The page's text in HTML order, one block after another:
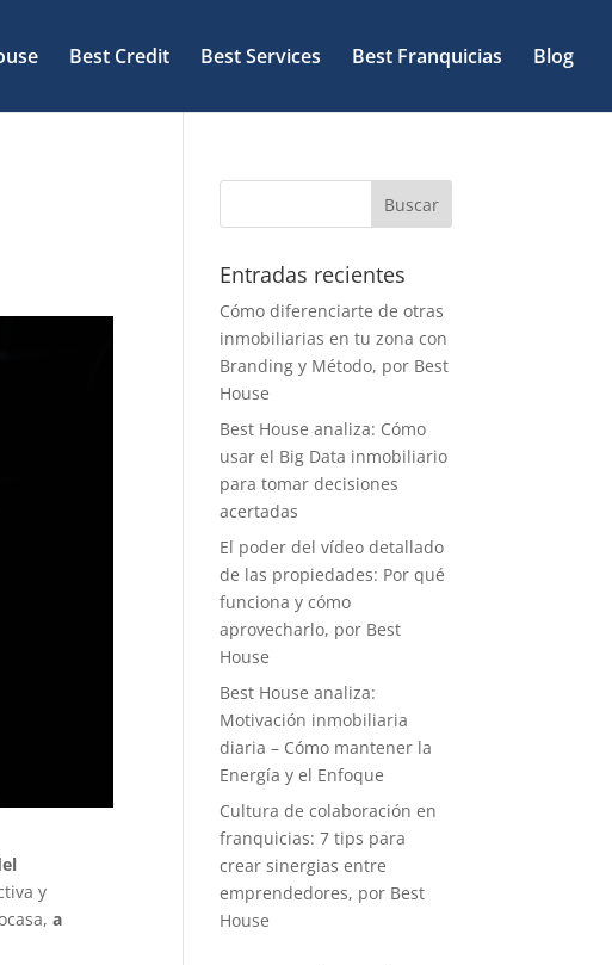
Best Credit Best Services Best Franquicias Blog
y
a
Entradas recientes
Cómo diferenciarte de otras
inmobiliarias en tu zona con
Branding y Método, por Best
House
Best House analiza: Cómo
usar el Big Data inmobiliario
para tomar decisiones
acertadas
El poder del vídeo detallado
de las propiedades: Por qué
funciona y cómo
aprovecharlo, por Best
House
Best House analiza:
Motivación inmobiliaria
diaria – Cómo mantener la
Energía y el Enfoque
Cultura de colaboración en
franquicias: 7 tips para
crear sinergias entre
emprendedores, por Best
House